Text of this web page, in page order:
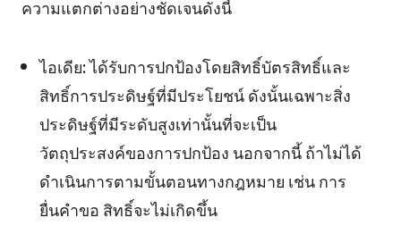
ความแตกต่างอย่างชัดเจนดังนี้
ไอเดีย: ได้รับการปกป้องโดยสิทธิ์บัตรสิทธิ์และ
สิทธิ์การประดิษฐ์ที่มีประโยชน์ ดังนั้นเฉพาะสิ่ง
ประดิษฐ์ที่มีระดับสูงเท่านั้นที่จะเป็น
วัตถุประสงค์ของการปกป้อง นอกจากนี้ ถ้าไม่ได้
ดำเนินการตามขั้นตอนทางกฎหมาย เช่น การ
ยื่นคำขอ สิทธิ์จะไม่เกิดขึ้น